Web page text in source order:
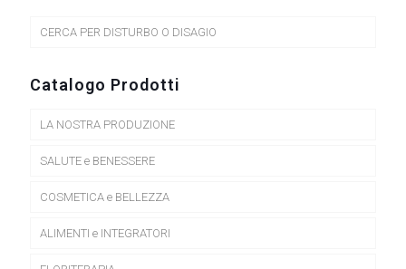
CERCA PER DISTURBO O DISAGIO
Catalogo Prodotti
LA NOSTRA PRODUZIONE
SALUTE e BENESSERE
COSMETICA e BELLEZZA
ALIMENTI e INTEGRATORI